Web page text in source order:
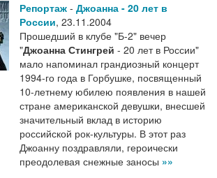
Репортаж - Джоанна - 20 лет в
России, 23.11.2004
Прошедший в клубе "Б-2" вечер
"Джоанна Стингрей - 20 лет в России"
мало напоминал грандиозный концерт
1994-го года в Горбушке, посвященный
10-летнему юбилею появления в нашей
стране американской девушки, внесшей
значительный вклад в историю
российской рок-культуры. В этот раз
Джоанну поздравляли, героически
преодолевая снежные заносы »»